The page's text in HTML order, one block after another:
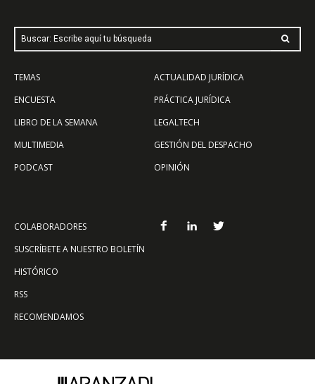
Buscar: Escribe aquí tu búsqueda
TEMAS
ENCUESTA
LIBRO DE LA SEMANA
MULTIMEDIA
PODCAST
ACTUALIDAD JURÍDICA
PRÁCTICA JURÍDICA
LEGALTECH
GESTIÓN DEL DESPACHO
OPINIÓN
COLABORADORES
SUSCRÍBETE A NUESTRO BOLETÍN
HISTÓRICO
RSS
RECOMENDAMOS